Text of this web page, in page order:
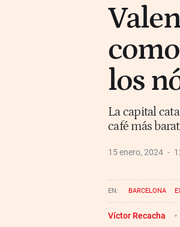
los
La capital
café más
15 enero, 2024
BARCELONA
Víctor Recacha